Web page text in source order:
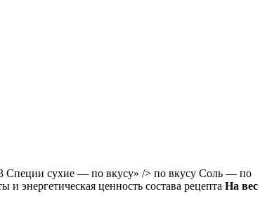
Специи сухие — по вкусу» /> по вкусу Соль — по
энергетическая ценность состава рецепта На вес